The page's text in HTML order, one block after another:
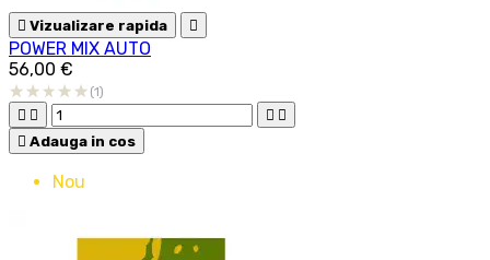
 Vizualizare rapida 
POWER MIX AUTO
56,00 €
(1)
   
 Adauga in cos
Nou